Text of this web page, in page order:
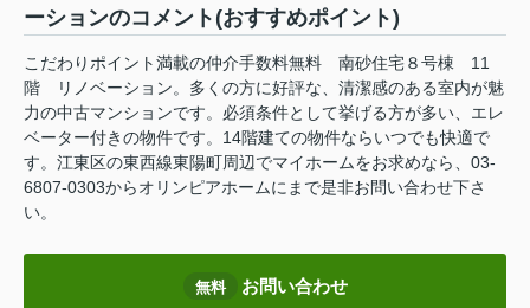
ーションのコメント(おすすめポイント)
こだわりポイント満載の仲介手数料無料 南砂住宅８号棟 11
階 リノベーション。多くの方に好評な、清潔感のある室内が魅
力の中古マンションです。必須条件として挙げる方が多い、エレ
ベーター付きの物件です。14階建ての物件ならいつでも快適で
す。江東区の東西線東陽町周辺でマイホームをお求めなら、03-
6807-0303からオリンピアホームにまで是非お問い合わせ下さ
い。
無料 お問い合わせ